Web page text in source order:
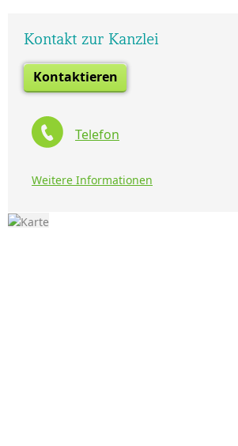
Kontakt zur Kanzlei
Kontaktieren
Telefon
Weitere Informationen